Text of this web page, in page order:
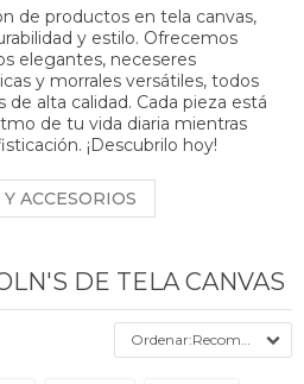
de productos en tela canvas,
y estilo. Ofrecemos
elegantes, neceseres
y morrales versátiles, todos
de alta calidad. Cada pieza está
de tu vida diaria mientras
¡Descubrilo hoy!
ACCESORIOS
DE TELA CANVAS
Recomendados